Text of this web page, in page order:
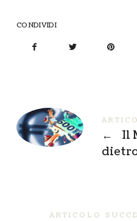
CONDIVIDI
←
Il
ARTICOLO